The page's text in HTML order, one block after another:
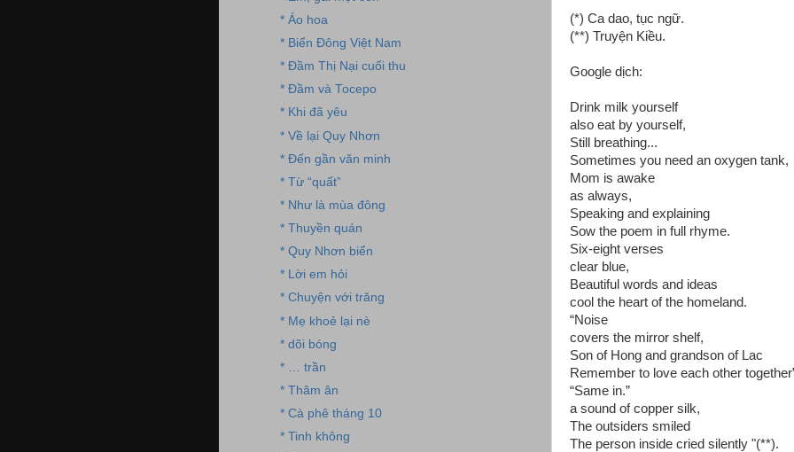
(*) Ca dao, tục ngữ.
(**) Truyện Kiều.
Google dịch:
Drink milk yourself
also eat by yourself,
Still breathing...
Sometimes you need an oxygen tank,
Mom is awake
as always,
Speaking and explaining
Sow the poem in full rhyme.
Six-eight verses
clear blue,
Beautiful words and ideas
cool the heart of the homeland.
“Noise
covers the mirror shelf,
Son of Hong and grandson of Lac
Remember to love each other
“Same in.”
a sound of copper silk,
The outsiders smiled
The person inside cried silently "(**).
* Áo hoa
* Biển Đông Việt Nam
* Đầm Thị Nại cuối thu
* Đầm và Tocepo
* Khi đã yêu
* Về lại Quy Nhơn
* Đến gần văn minh
* Từ “quất”
* Như là mùa đông
* Thuyền quán
* Quy Nhơn biển
* Lời em hỏi
* Chuyện với trăng
* Mẹ khoẻ lại nè
* dõi bóng
* … trần
* Thâm ân
* Cà phê tháng 10
* Tinh không